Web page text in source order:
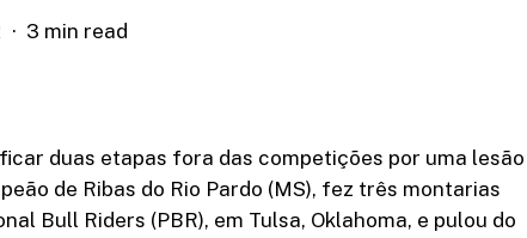
3 min read
duas etapas fora das competições por uma lesão
de Ribas do Rio Pardo (MS), fez três montarias
Bull Riders (PBR), em Tulsa, Oklahoma, e pulou do